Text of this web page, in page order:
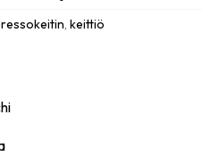
,keittiö